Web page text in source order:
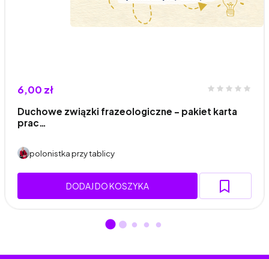
6,00 zł
Duchowe związki frazeologiczne – pakiet karta
prac…
polonistka przy tablicy
DODAJ DO KOSZYKA